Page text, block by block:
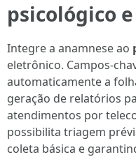
psicológico
Integre a anamnese ao
eletrônico. Campos-
automaticamente a
geração de relatórios
atendimentos por
possibilita triagem
coleta básica e